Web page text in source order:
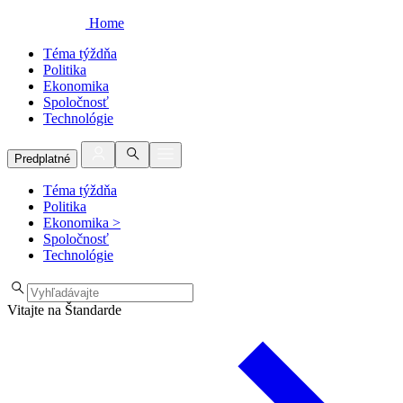
Home
Téma týždňa
Politika
Ekonomika
Spoločnosť
Technológie
Predplatné
Téma týždňa
Politika
Ekonomika >
Spoločnosť
Technológie
Vitajte na Štandarde